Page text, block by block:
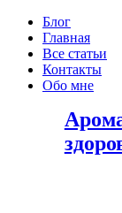
Блог
Главная
Все статьи
Контакты
Обо мне